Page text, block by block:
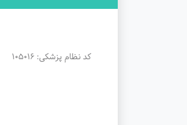
کد نظام پزشکی: 105016